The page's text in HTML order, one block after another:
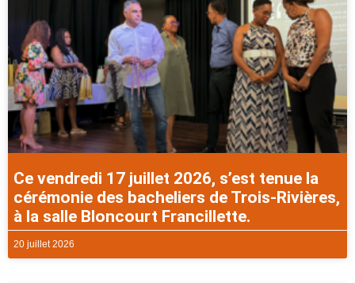
Ce vendredi 17 juillet 2026, s’est tenue la
cérémonie des bacheliers de Trois-Rivières,
à la salle Bloncourt Francillette.
20 juillet 2026